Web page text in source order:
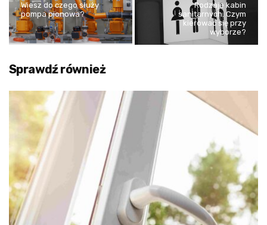
Wiesz do czego służy
pompa pionowa?
Rodzaje kabin
sanitarnych. Czym
kierować się przy
wyborze?
Sprawdź również